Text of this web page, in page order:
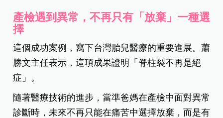
產檢遇到異常，不再只有「放棄」一種選
擇
這個成功案例，寫下台灣胎兒醫療的重要進展。蕭
勝文主任表示，這項成果證明「脊柱裂不再是絕
症」。
隨著醫療技術的進步，當準爸媽在產檢中面對異常
診斷時，未來不再只能在痛苦中選擇放棄，而是有